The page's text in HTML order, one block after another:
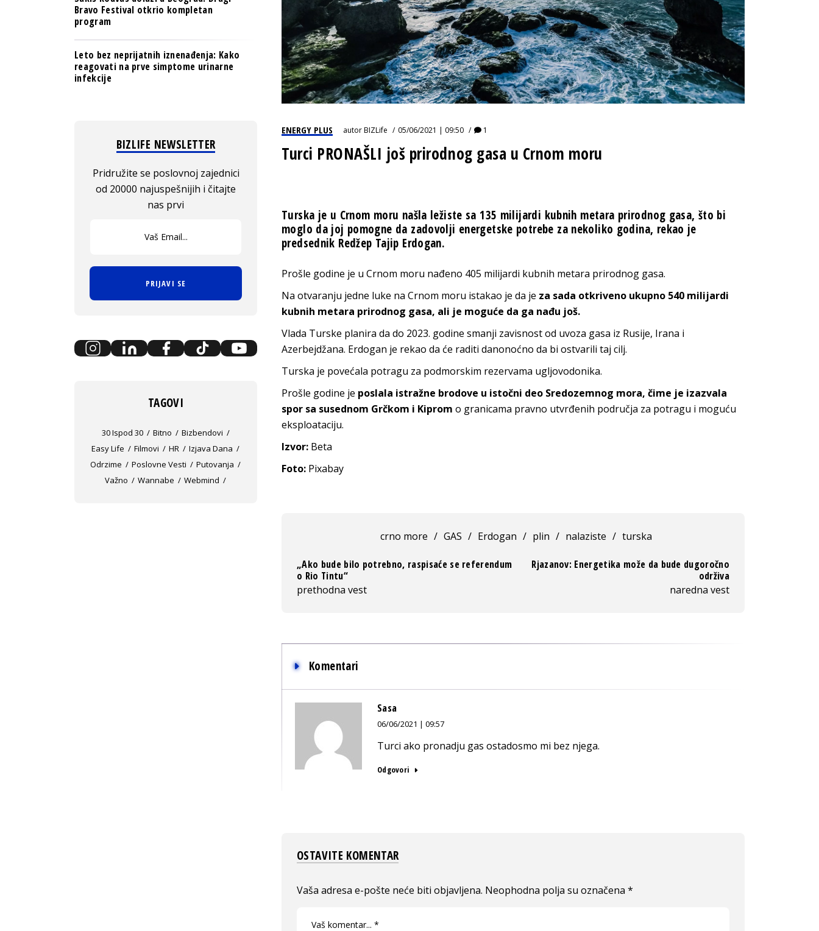
ENERGY PLUS autorBIZLife 05/06/2021 | 09:50 1
Turci PRONAŠLI još prirodnog gasa u Crnom moru
Turska je u Crnom moru našla ležiste sa 135 milijardi kubnih metara prirodnog gasa, što bi
moglo da joj pomogne da zadovolji energetske potrebe za nekoliko godina, rekao je
predsednik Redžep Tajip Erdogan.
Prošle godine je u Crnom moru nađeno 405 milijardi kubnih metara prirodnog gasa.
Na otvaranju jedne luke na Crnom moru istakao je da je za sada otkriveno ukupno 540 milijardi
kubnih metara prirodnog gasa, ali je moguće da ga nađu još.
Vlada Turske planira da do 2023. godine smanji zavisnost od uvoza gasa iz Rusije, Irana i
Azerbejdžana. Erdogan je rekao da će raditi danonoćno da bi ostvarili taj cilj.
Turska je povećala potragu za podmorskim rezervama ugljovodonika.
Prošle godine je poslala istražne brodove u istočni deo Sredozemnog mora, čime je izazvala
spor sa susednom Grčkom i Kiprom o granicama pravno utvrđenih područja za potragu i moguću
eksploataciju.
Izvor: Beta
Foto: Pixabay
crno more / GAS / Erdogan / plin / nalaziste / turska
„Ako bude bilo potrebno, raspisaće se referendum
o Rio Tintu“
prethodna vest
Rjazanov: Energetika može da bude dugoročno
održiva
naredna vest
Komentari
Sasa
06/06/2021 | 09:57
Turci ako pronadju gas ostadosmo mi bez njega.
Odgovori
OSTAVITE KOMENTAR
Vaša adresa e-pošte neće biti objavljena. Neophodna polja su označena *
Bravo Festival otkrio kompletan
program
Leto bez neprijatnih iznenađenja: Kako
reagovati na prve simptome urinarne
infekcije
BIZLIFE NEWSLETTER
Pridružite se poslovnoj zajednici
od 20000 najuspešnijih i čitajte
nas prvi
PRIJAVI SE
TAGOVI
30 Ispod 30 Bitno
Bizbendovi
Easy Life
Filmovi HR
Izjava Dana
Odrzime
Poslovne Vesti
Putovanja
Važno
Wannabe Webmind